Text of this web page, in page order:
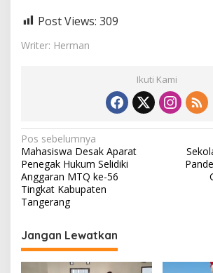
Post Views: 309
Writer: Herman
Ikuti Kami
N
a
v
i
a
s
Pos sebelumnya
Mahasiswa Desak Aparat
Penegak Hukum Selidiki
Anggaran MTQ ke-56
Tingkat Kabupaten
Tangerang
Jangan Lewatkan